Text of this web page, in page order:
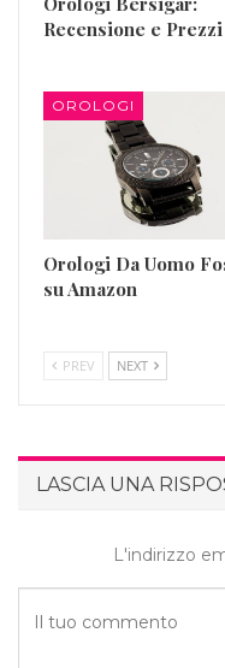
Recensione e Prezzi
OROLOGI
Orologi Da Uomo
su Amazon
PREV NEXT
LASCIA UNA
L'indirizzo